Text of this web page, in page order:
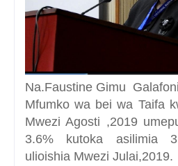
Na.Faustine Gimu
Mfumko wa bei wa Taifa
Mwezi Agosti ,2019
3.6% kutoka asilimia
ulioishia Mwezi Julai,2019.